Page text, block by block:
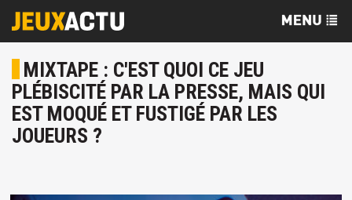
MIXTAPE : C'EST QUOI CE JEU
PLÉBISCITÉ PAR LA PRESSE, MAIS QUI
EST MOQUÉ ET FUSTIGÉ PAR LES
JOUEURS ?